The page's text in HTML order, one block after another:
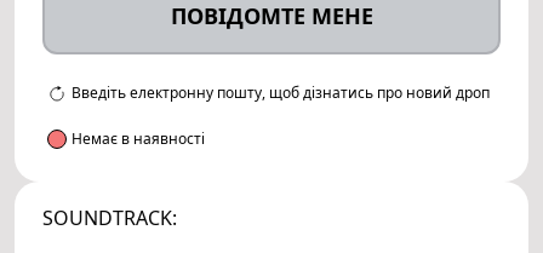
ПОВІДОМТЕ МЕНЕ
Введіть електронну пошту, щоб дізнатись про новий дроп
Немає в наявності
SOUNDTRACK: